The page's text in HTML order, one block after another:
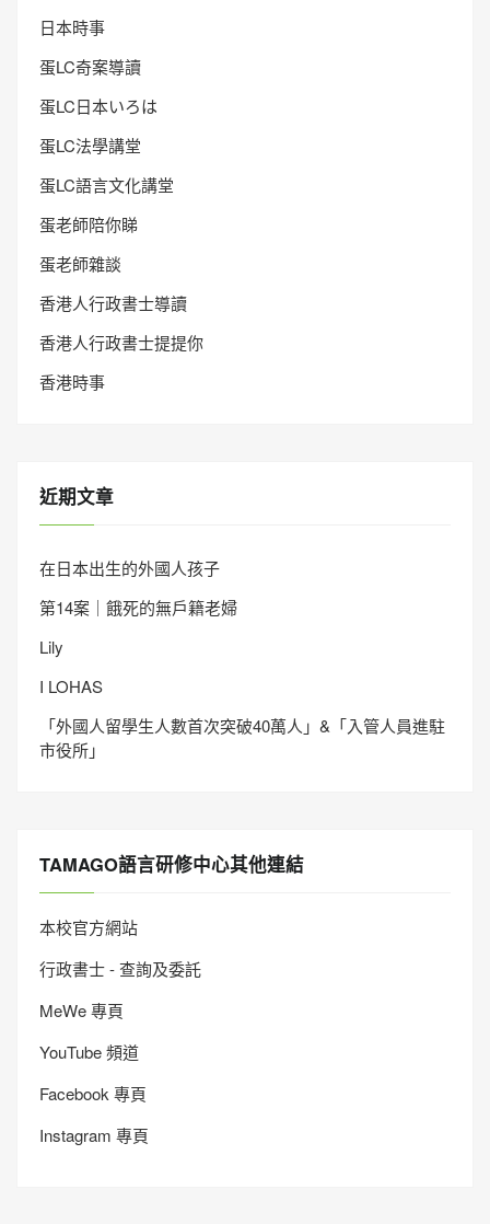
日本時事
蛋LC奇案導讀
蛋LC日本いろは
蛋LC法學講堂
蛋LC語言文化講堂
蛋老師陪你睇
蛋老師雜談
香港人行政書士導讀
香港人行政書士提提你
香港時事
近期文章
在日本出生的外國人孩子
第14案｜餓死的無戶籍老婦
Lily
I LOHAS
「外國人留學生人數首次突破40萬人」&「入管人員進駐
市役所」
TAMAGO語言研修中心其他連結
本校官方網站
行政書士 - 查詢及委託
MeWe 專頁
YouTube 頻道
Facebook 專頁
Instagram 專頁